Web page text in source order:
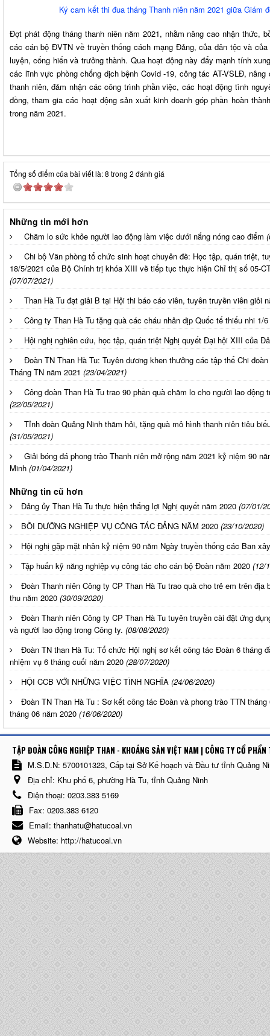
Ký cam kết thi đua tháng Thanh niên năm 2021 giữa Giám
Đợt phát động tháng thanh niên năm 2021, nhằm nâng cao nhận thức,
các cán bộ ĐVTN về truyền thống cách mạng Đảng, của dân tộc và
luyện, cống hiến và trưởng thành. Qua hoạt động này đẩy mạnh tính
các lĩnh vực phòng chống dịch bệnh Covid -19, công tác AT-VSLĐ,
thanh niên, đảm nhận các công trình phần việc, các hoạt động tình
đồng, tham gia các hoạt động sản xuất kinh doanh góp phần hoàn
trong năm 2021.
Tổng số điểm của bài viết là: 8 trong 2 đánh giá
Những tin mới hơn
Chăm lo sức khỏe người lao động làm việc dưới nắng nóng cao điểm
Chi bộ Văn phòng tổ chức sinh hoạt chuyên đề: Học tập, quán triệt,
18/5/2021 của Bộ Chính trị khóa XIII về tiếp tục thực hiện Chỉ thị số 05-
(07/07/2021)
Than Hà Tu đạt giải B tại Hội thi báo cáo viên, tuyên truyền viên giỏi
Công ty Than Hà Tu tặng quà các cháu nhân dịp Quốc tế thiếu nhi 1/6
Hội nghị nghiên cứu, học tập, quán triệt Nghị quyết Đại hội XIII của
Đoàn TN Than Hà Tu: Tuyên dương khen thưởng các tập thể Chi
Tháng TN năm 2021 (23/04/2021)
Công đoàn Than Hà Tu trao 90 phần quà chăm lo cho người lao động
(22/05/2021)
Tỉnh đoàn Quảng Ninh thăm hỏi, tặng quà mô hình thanh niên tiêu
(31/05/2021)
Giải bóng đá phong trào Thanh niên mở rộng năm 2021 kỷ niệm 90
Minh (01/04/2021)
Những tin cũ hơn
Đảng ủy Than Hà Tu thực hiện thắng lợi Nghị quyết năm 2020 (07/01/
BỒI DƯỠNG NGHIỆP VỤ CÔNG TÁC ĐẢNG NĂM 2020 (23/10/2020)
Hội nghị gặp mặt nhân kỷ niệm 90 năm Ngày truyền thống các Ban
Tập huấn kỹ năng nghiệp vụ công tác cho cán bộ Đoàn năm 2020 (12/
Đoàn Thanh niên Công ty CP Than Hà Tu trao quà cho trẻ em trên
thu năm 2020 (30/09/2020)
Đoàn Thanh niên Công ty CP Than Hà Tu tuyên truyền cài đặt ứng
và người lao động trong Công ty. (08/08/2020)
Đoàn TN than Hà Tu: Tổ chức Hội nghị sơ kết công tác Đoàn 6 tháng
nhiệm vụ 6 tháng cuối năm 2020 (28/07/2020)
HỘI CCB VỚI NHỮNG VIỆC TÌNH NGHĨA (24/06/2020)
Đoàn TN Than Hà Tu : Sơ kết công tác Đoàn và phong trào TTN
tháng 06 năm 2020 (16/06/2020)
TẬP ĐOÀN CÔNG NGHIỆP THAN - KHOÁNG SẢN VIỆT NAM | CÔNG TY CỔ
M.S.D.N: 5700101323, Cấp tại Sở Kế hoạch và Đầu tư tỉnh Quảng
Địa chỉ: Khu phố 6, phường Hà Tu, tỉnh Quảng Ninh
Điện thoại: 0203.383 5169
Fax: 0203.383 6120
Email: thanhatu@hatucoal.vn
Website: http://hatucoal.vn